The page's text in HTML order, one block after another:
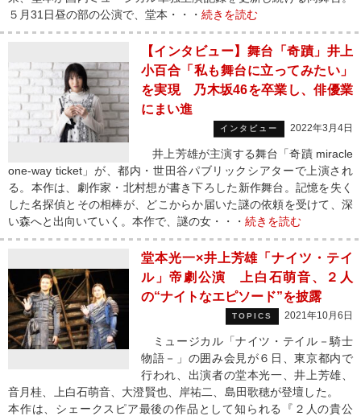
５月31日昼の部の公演で、堂本・・・ 続きを読む
【インタビュー】舞台「奇蹟」井上
小百合「私も舞台に立ってみたい」
を実現 乃木坂46を卒業し、俳優業
にまい進
インタビュー 2022年3月4日
井上芳雄が主演する舞台「奇蹟 miracle
one-way ticket」が、都内・世田谷パブリックシアターで上演され
る。本作は、劇作家・北村想が書き下ろした新作舞台。記憶を失く
した名探偵とその相棒が、どこからか届いた謎の依頼を受けて、深
い森へと出向いていく。本作で、謎の女・・・ 続きを読む
堂本光一×井上芳雄「ナイツ・テイ
ル」帝劇公演 上白石萌音、２人
の“ナイトなエピソード”を披露
TOPICS 2021年10月6日
ミュージカル「ナイツ・テイル－騎士
物語－」の囲み会見が６日、東京都内で
行われ、出演者の堂本光一、井上芳雄、
音月桂、上白石萌音、大澄賢也、岸祐二、島田歌穂が登壇した。
本作は、シェークスピア最後の作品として知られる『２人の貴公